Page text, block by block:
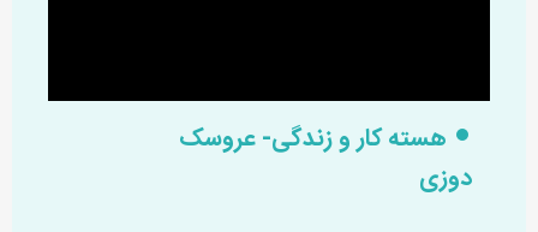
هسته کار و زندگی- عروسک
دوزی